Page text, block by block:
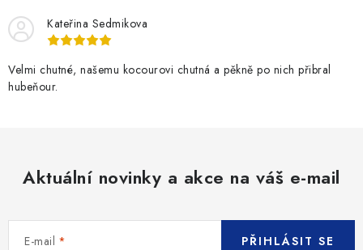
Kateřina Sedmikova
Velmi chutné, našemu kocourovi chutná a pěkně po nich přibral
hubeňour.
Aktuální novinky a akce na váš e-mail
E-mail PŘIHLÁSIT SE